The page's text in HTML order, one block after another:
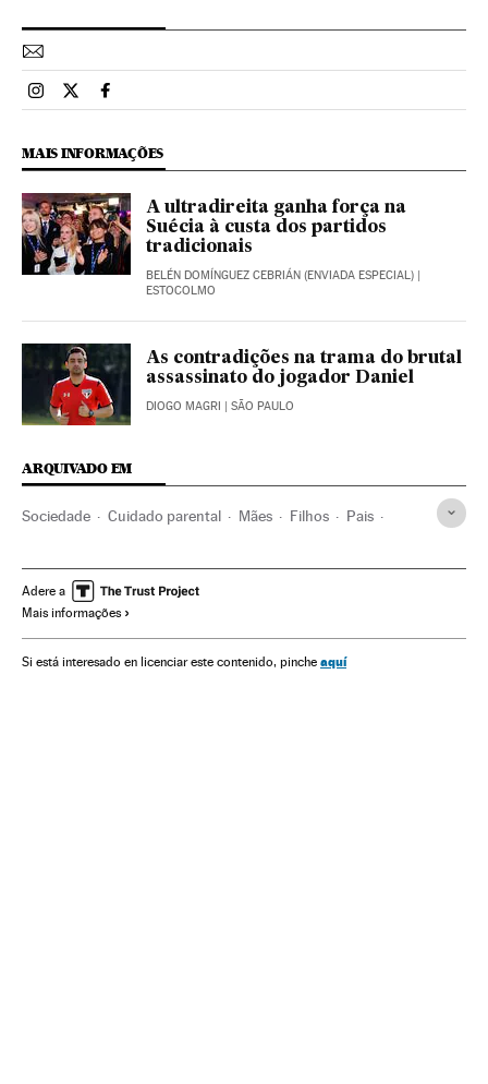
Esportes El País Brasil en Instagram
Esportes El País Brasil en Twitter
Esportes El País Brasil en Facebook
MAIS INFORMAÇÕES
A ultradireita ganha força na
Suécia à custa dos partidos
tradicionais
BELÉN DOMÍNGUEZ CEBRIÁN (ENVIADA ESPECIAL) |
ESTOCOLMO
As contradições na trama do brutal
assassinato do jogador Daniel
DIOGO MAGRI | SÃO PAULO
ARQUIVADO EM
Sociedade Cuidado parental Mães Filhos Pais
Adere a
Mais informações
Si está interesado en licenciar este contenido, pinche aquí